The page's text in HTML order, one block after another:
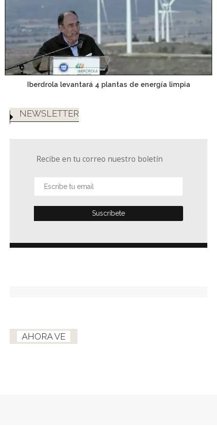
Iberdrola levantará 4 plantas de energía limpia
NEWSLETTER
Recibe en tu correo nuestro boletín
AHORA VE